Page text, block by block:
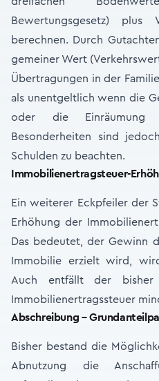
Bewertungsgesetz)
berechnen. Durch
gemeiner Wert
Übertragungen in der
als unentgeltlich wenn die
oder die Einräumung
Besonderheiten sind
Schulden zu beachten.
Immobilienertragsteuer-
Ein weiterer Eckpfeiler der
Erhöhung der
Das bedeutet, der Gewinn
Immobilie erzielt wird,
Auch entfällt der bisher
Immobilienertragssteuer
Abschreibung –
Bisher bestand die
Abnutzung die